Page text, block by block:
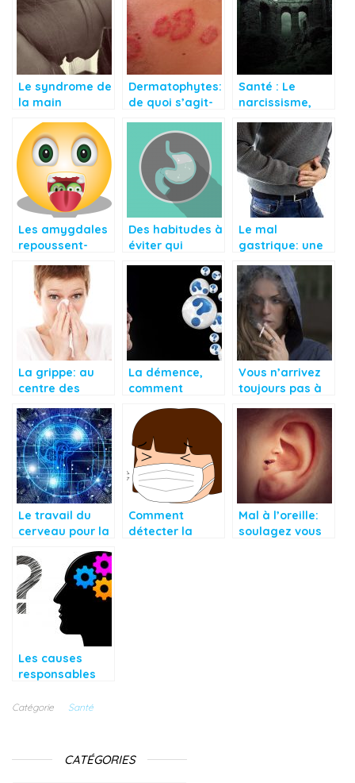
dentaire chez le
nourrisson
Le syndrome de
la main
Dermatophytes:
de quoi s’agit-
Santé : Le
narcissisme,
problème lié au
mental
Les amygdales
repoussent-
Des habitudes à
éviter qui
Le mal
gastrique: une
permanente
La grippe: au
centre des
majeurs
quotidiennes
La démence,
comment
risque?
Vous n’arrivez
toujours pas à
tabac? Essayez
cette méthode!
Le travail du
cerveau pour la
Comment
détecter la
Mal à l’oreille:
soulagez vous
Les causes
responsables
Catégorie Santé
CATÉGORIES